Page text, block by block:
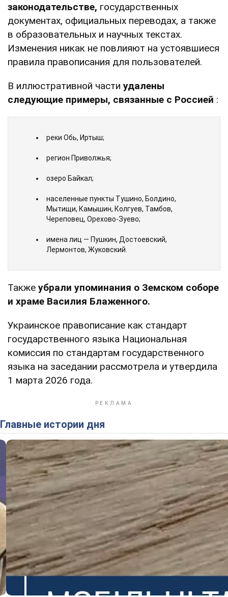
законодательстве, государственных
документах, официальных переводах, а также
в образовательных и научных текстах.
Изменения никак не повлияют на устоявшиеся
правила правописания для пользователей.
В иллюстративной части удалены
следующие примеры, связанные с Россией :
реки Обь, Иртыш;
регион Приволжья;
озеро Байкал;
населенные пункты Тушино, Болдино,
Мытищи, Камышин, Колгуев, Тамбов,
Череповец, Орехово-Зуево;
имена лиц — Пушкин, Достоевский,
Лермонтов, Жуковский.
Также убрали упоминания о Земском соборе
и храме Василия Блаженного.
Украинское правописание как стандарт
государственного языка Национальная
комиссия по стандартам государственного
языка на заседании рассмотрела и утвердила
1 марта 2026 года.
Главные истории дня